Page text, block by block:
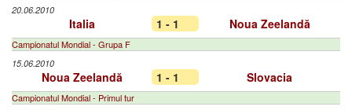
20.06.2010
Italia 1 - 1 Noua Zeelandă
Campionatul Mondial - Grupa F
15.06.2010
Noua Zeelandă 1 - 1 Slovacia
Campionatul Mondial - Primul tur